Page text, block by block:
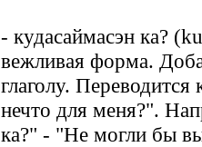
- кудасаймасэн ка?
вежливая форма.
глаголу.
нечто для меня?".
ка?" - "Не могли бы